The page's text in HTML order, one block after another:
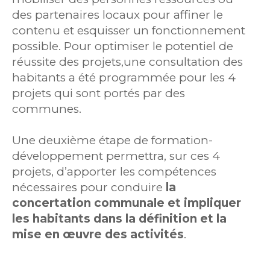
des partenaires locaux pour affiner le
contenu et esquisser un fonctionnement
possible. Pour optimiser le potentiel de
réussite des projets,une consultation des
habitants a été programmée pour les 4
projets qui sont portés par des
communes.
Une deuxième étape de formation-
développement permettra, sur ces 4
projets, d’apporter les compétences
nécessaires pour conduire la
concertation communale et impliquer
les habitants dans la définition et la
mise en œuvre des activités.